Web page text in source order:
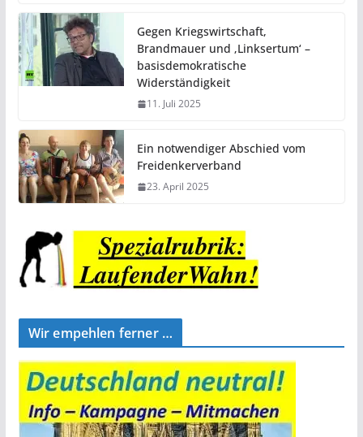
Gegen Kriegswirtschaft,
Brandmauer und ‚Linksertum‘ –
basisdemokratische
Widerständigkeit
11. Juli 2025
Ein notwendiger Abschied vom
Freidenkerverband
23. April 2025
Wir empehlen ferner …